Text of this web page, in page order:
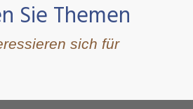
Sie Themen
sich für